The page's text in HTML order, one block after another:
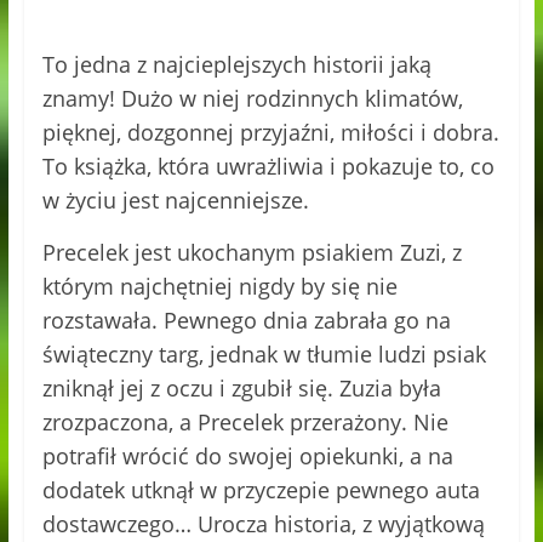
To jedna z najcieplejszych historii jaką
znamy! Dużo w niej rodzinnych klimatów,
pięknej, dozgonnej przyjaźni, miłości i dobra.
To książka, która uwrażliwia i pokazuje to, co
w życiu jest najcenniejsze.
Precelek jest ukochanym psiakiem Zuzi, z
którym najchętniej nigdy by się nie
rozstawała. Pewnego dnia zabrała go na
świąteczny targ, jednak w tłumie ludzi psiak
zniknął jej z oczu i zgubił się. Zuzia była
zrozpaczona, a Precelek przerażony. Nie
potrafił wrócić do swojej opiekunki, a na
dodatek utknął w przyczepie pewnego auta
dostawczego… Urocza historia, z wyjątkową